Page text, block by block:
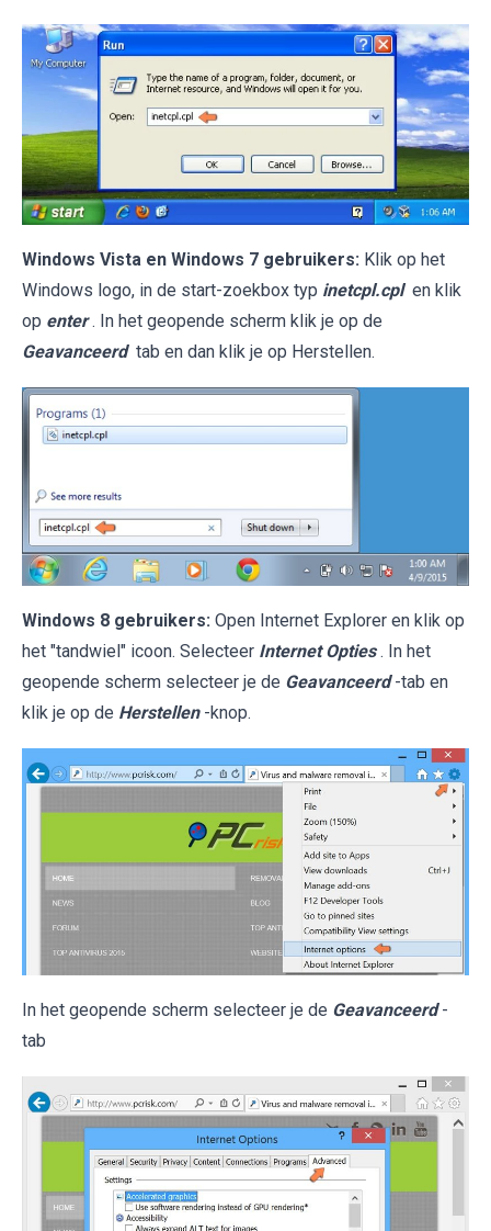
Windows Vista en Windows 7 gebruikers: Klik op het
Windows logo, in de start-zoekbox typ inetcpl.cpl en klik
op enter . In het geopende scherm klik je op de
Geavanceerd tab en dan klik je op Herstellen.
Windows 8 gebruikers: Open Internet Explorer en klik op
het "tandwiel" icoon. Selecteer Internet Opties . In het
geopende scherm selecteer je de Geavanceerd -tab en
klik je op de Herstellen -knop.
In het geopende scherm selecteer je de Geavanceerd -
tab